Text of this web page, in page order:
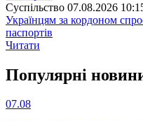
Суспiльство 07.08.2026
Українцям за кордоном
паспортів
Читати
Популярнi
07.08